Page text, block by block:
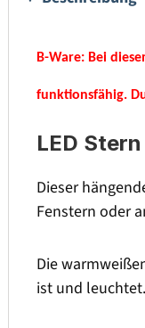
B-Ware: Bei
funktionsfähig.
LED
Dieser
Fenstern oder
Die
ist und leuchtet.